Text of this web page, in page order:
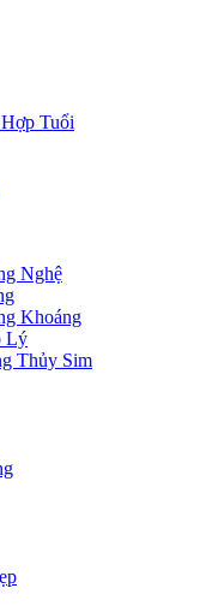
Tuổi
Nghệ
Khoáng
Lý
Thủy Sim